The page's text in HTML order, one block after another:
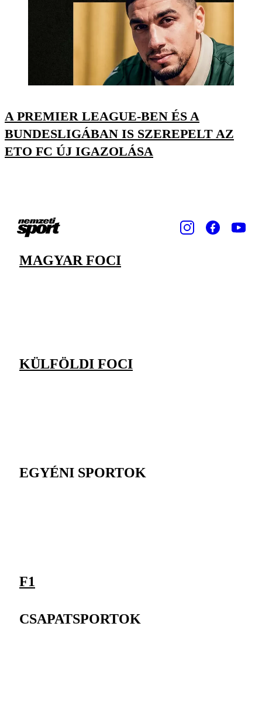
A PREMIER LEAGUE-BEN ÉS A
BUNDESLIGÁBAN IS SZEREPELT AZ
ETO FC ÚJ IGAZOLÁSA
MAGYAR FOCI
KÜLFÖLDI FOCI
EGYÉNI SPORTOK
F1
CSAPATSPORTOK